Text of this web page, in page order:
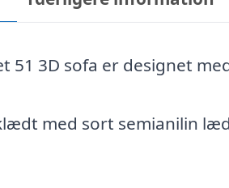
51 3D sofa er designet
med sort semianilin